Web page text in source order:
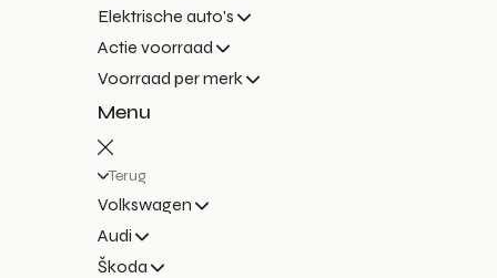
Elektrische auto's
Actie voorraad
Voorraad per merk
Menu
Terug
Volkswagen
Audi
Škoda